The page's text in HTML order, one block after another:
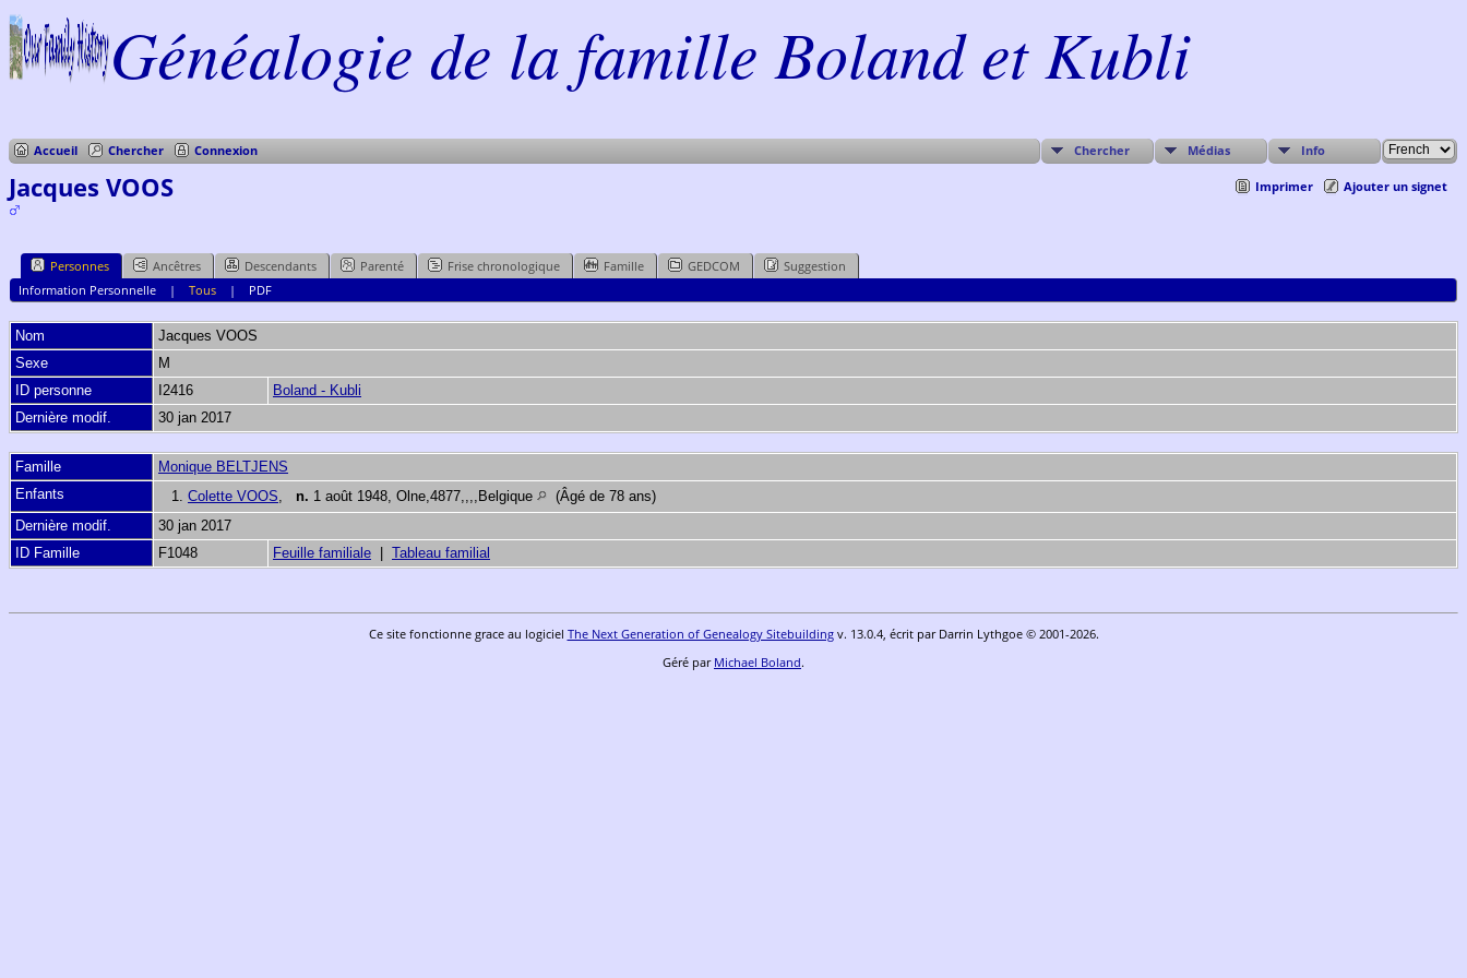
Généalogie de la famille Boland et Kubli
Accueil Chercher Connexion Chercher Médias Info
Imprimer Ajouter un signet
Jacques VOOS
Personnes Ancêtres Descendants Parenté Frise chronologique Famille GEDCOM
Suggestion
Information Personnelle| Tous| PDF
Nom Jacques VOOS
Sexe
M
ID personne
I2416
Boland - Kubli
Dernière modif.
30 jan 2017
Famille
Monique BELTJENS
Enfants
1. Colette VOOS, n. 1 août 1948, Olne,4877,,,,Belgique
(Âgé de 78 ans)
Dernière modif.
30 jan 2017
ID Famille
F1048 Feuille familiale Tableau familial
Ce site fonctionne grace au logiciel The Next Generation of Genealogy Sitebuildingv. 13.0.4, écrit par Darrin Lythgoe © 2001-2026.
Géré par Michael Boland.